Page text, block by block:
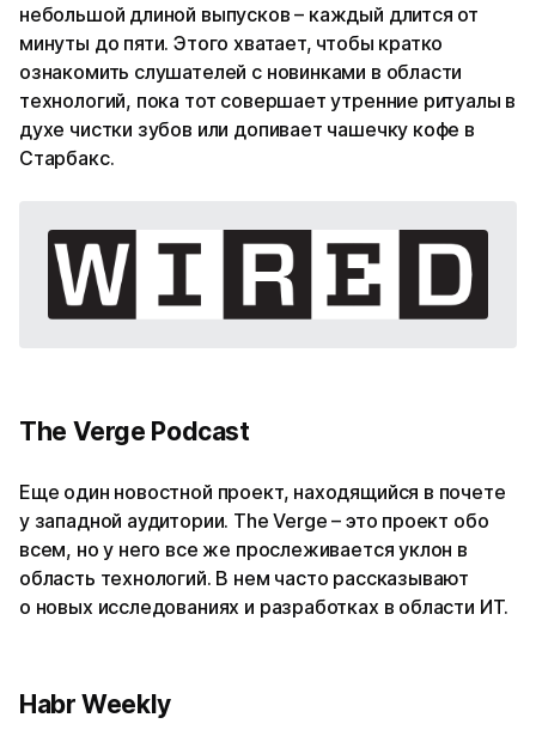
небольшой длиной выпусков – каждый длится от
минуты до пяти. Этого хватает, чтобы кратко
ознакомить слушателей с новинками в области
технологий, пока тот совершает утренние ритуалы в
духе чистки зубов или допивает чашечку кофе в
Старбакс.
The Verge Podcast
Еще один новостной проект, находящийся в почете
у западной аудитории. The Verge – это проект обо
всем, но у него все же прослеживается уклон в
область технологий. В нем часто рассказывают
о новых исследованиях и разработках в области ИТ.
Habr Weekly